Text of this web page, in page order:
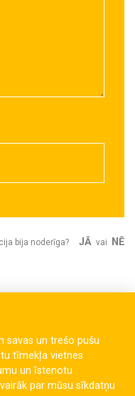
bija noderīga? JĀ vai NĒ
savas un trešo pušu
tīmekļa vietnes
un īstenotu
par mūsu sīkdatņu